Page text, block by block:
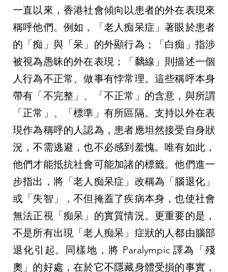
一直以來，香港社會傾向以患者的外在表現來
稱呼他們。例如，「老人痴呆症」著眼於患者
的「痴」與「呆」的外顯行為；「白痴」指涉
被視為愚昧的外在表現；「黐線」則描述一個
人行為不正常、做事有悖常理。這些稱呼本身
帶有「不完整」、「不正常」的含意，與所謂
「正常」、「標準」有所區隔。支持以外在表
現作為稱呼的人認為，患者應坦然接受自身狀
況，不需逃避，也不必感到羞愧。唯有如此，
他們才能抵抗社會可能加諸的標籤。他們進一
步指出，將「老人痴呆症」改稱為「腦退化」
或「失智」，不但掩蓋了疾病本身，也使社會
無法正視「痴呆」的實質情況。更重要的是，
不是所有出現「老人痴呆」症狀的人都由腦部
退化引起。同樣地，將 Paralympic 譯為「殘
奧」的好處，在於它不隱藏身體受損的事實，